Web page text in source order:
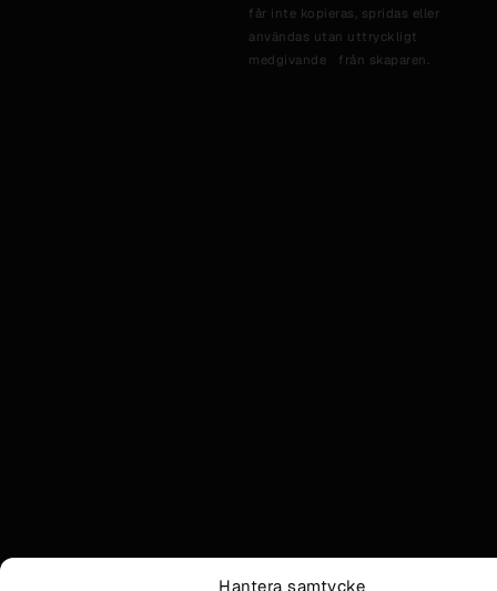
får inte kopieras, spridas eller
användas utan uttryckligt
medgivande från skaparen.